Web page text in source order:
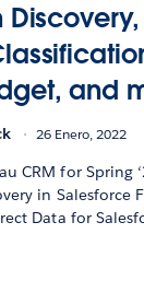
Discovery,
and
26 Enero, 2022
CRM for Spring
in Salesforce
Data for